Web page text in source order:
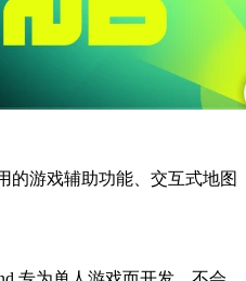
的游戏辅助功能、交互式地图